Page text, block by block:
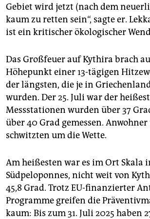
Gebiet wird jetzt (nach dem
kaum zu retten sein“, sagte er.
ist ein kritischer ökologischer
Das Großfeuer auf Kythira brach
Höhepunkt einer 13-tägigen
der längsten, die je in
wurden. Der 25. Juli war der
Messstationen wurden über 37
über 40 Grad gemessen.
schwitzten um die Wette.
Am heißesten war es im Ort Skala
Südpeloponnes, nicht weit von
45,8 Grad. Trotz EU-finanzierter
Programme greifen die
kaum: Bis zum 31. Juli 2025 haben